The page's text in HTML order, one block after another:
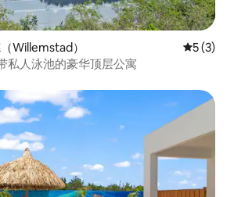
Willemstad） 平均评分
5 (3)
私人泳池的豪华顶层公寓